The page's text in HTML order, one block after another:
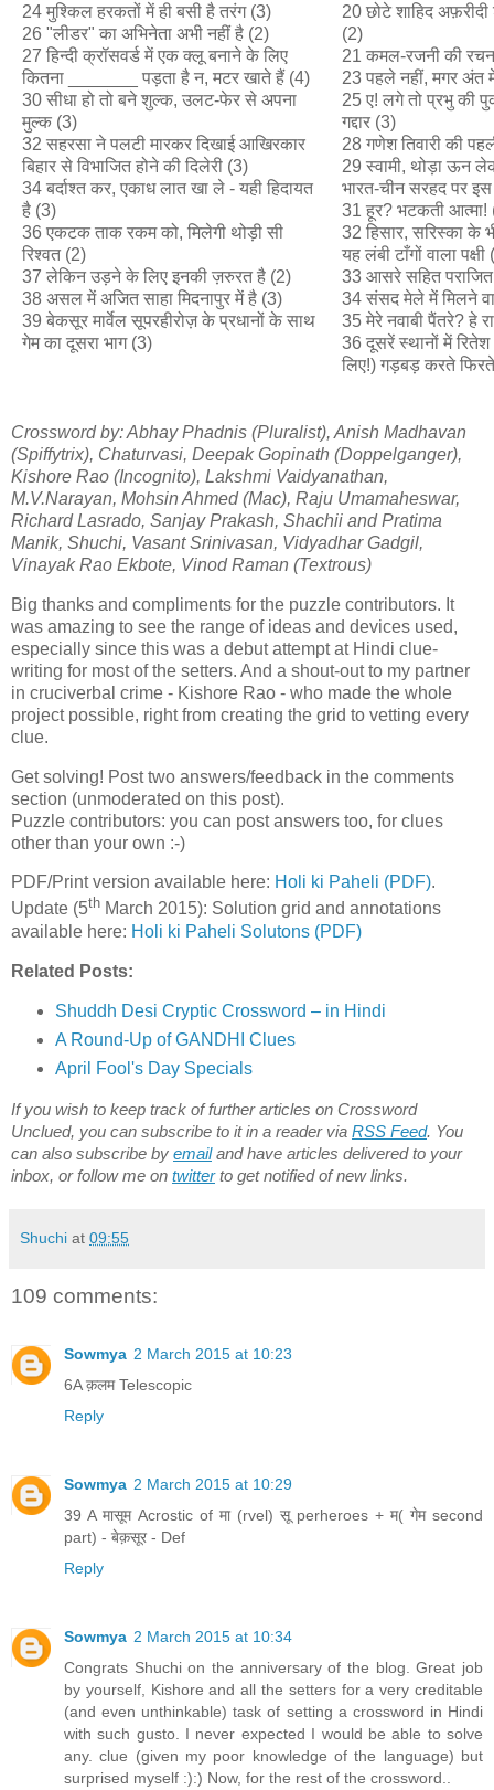
24 मुश्किल हरकतों में ही बसी है तरंग (3)
26 "लीडर" का अभिनेता अभी नहीं है (2)
27 हिन्दी क्रॉसवर्ड में एक क्लू बनाने के लिए
कितना _______ पड़ता है न, मटर खाते हैं (4)
30 सीधा हो तो बने शुल्क, उलट-फेर से अपना
मुल्क (3)
32 सहरसा ने पलटी मारकर दिखाई आखिरकार
बिहार से विभाजित होने की दिलेरी (3)
34 बर्दाश्त कर, एकाध लात खा ले - यही हिदायत
है (3)
36 एकटक ताक रकम को, मिलेगी थोड़ी सी
रिश्वत (2)
37 लेकिन उड़ने के लिए इनकी ज़रुरत है (2)
38 असल में अजित साहा मिदनापुर में है (3)
39 बेकसूर मार्वेल सूपरहीरोज़ के प्रधानों के साथ
गेम का दूसरा भाग (3)
20 छोटे शाहिद
(2)
21 कमल-रजनी की
23 पहले नहीं, मगर अंत
25 ए! लगे तो प्रभु की
गद्दार (3)
28 गणेश तिवारी की
29 स्वामी, थोड़ा ऊन
भारत-चीन सरहद पर
31 हूर? भटकती आत्मा!
32 हिसार, सरिस्का के
यह लंबी टाँगों वाला पक्षी
33 आसरे सहित
34 संसद मेले में मिलने
35 मेरे नवाबी पैंतरे? हे
36 दूसरें स्थानों में
लिए!) गड़बड़ करते
Crossword by: Abhay Phadnis (Pluralist), Anish Madhavan
(Spiffytrix), Chaturvasi, Deepak Gopinath (Doppelganger),
Kishore Rao (Incognito), Lakshmi Vaidyanathan,
M.V.Narayan, Mohsin Ahmed (Mac), Raju Umamaheswar,
Richard Lasrado, Sanjay Prakash, Shachii and Pratima
Manik, Shuchi, Vasant Srinivasan, Vidyadhar Gadgil,
Vinayak Rao Ekbote, Vinod Raman (Textrous)
Big thanks and compliments for the puzzle contributors. It
was amazing to see the range of ideas and devices used,
especially since this was a debut attempt at Hindi clue-
writing for most of the setters. And a shout-out to my partner
in cruciverbal crime - Kishore Rao - who made the whole
project possible, right from creating the grid to vetting every
clue.
Get solving! Post two answers/feedback in the comments
section (unmoderated on this post).
Puzzle contributors: you can post answers too, for clues
other than your own :-)
PDF/Print version available here: Holi ki Paheli (PDF).
Update (5th March 2015): Solution grid and annotations
available here: Holi ki Paheli Solutons (PDF)
Related Posts:
Shuddh Desi Cryptic Crossword – in Hindi
A Round-Up of GANDHI Clues
April Fool's Day Specials
If you wish to keep track of further articles on Crossword
Unclued, you can subscribe to it in a reader via RSS Feed. You
can also subscribe by emailand have articles delivered to your
inbox, or follow me on twitterto get notified of new links.
Shuchi at 09:55
109 comments:
Sowmya 2 March 2015 at 10:23
6A क़लम Telescopic
Reply
Sowmya 2 March 2015 at 10:29
39 A मासूम Acrostic of मा (rvel) सू perheroes + म( गेम second
part) - बेक़सूर - Def
Reply
Sowmya 2 March 2015 at 10:34
Congrats Shuchi on the anniversary of the blog. Great job
by yourself, Kishore and all the setters for a very creditable
(and even unthinkable) task of setting a crossword in Hindi
with such gusto. I never expected I would be able to solve
any. clue (given my poor knowledge of the language) but
surprised myself :):) Now, for the rest of the crossword..